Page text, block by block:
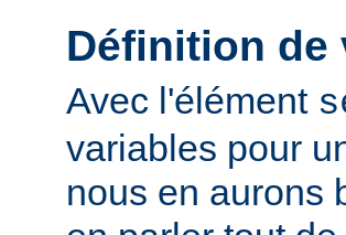
Définition de
Avec l'élément
variables pour
nous en aurons